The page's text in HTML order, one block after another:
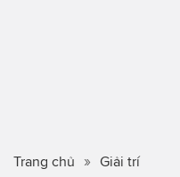
Trang chủ Giải trí